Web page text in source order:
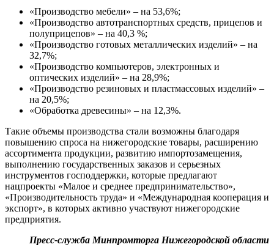
«Производство мебели» – на 53,6%;
«Производство автотранспортных средств, прицепов и
полуприцепов» – на 40,3 %;
«Производство готовых металлических изделий» – на
32,7%;
«Производство компьютеров, электронных и
оптических изделий» – на 28,9%;
«Производство резиновых и пластмассовых изделий» –
на 20,5%;
«Обработка древесины» – на 12,3%.
Такие объемы производства стали возможны благодаря
повышению спроса на нижегородские товары, расширению
ассортимента продукции, развитию импортозамещения,
выполнению государственных заказов и серьезных
инструментов господдержки, которые предлагают
нацпроекты «Малое и среднее предпринимательство»,
«Производительность труда» и «Международная кооперация и
экспорт», в которых активно участвуют нижегородские
предприятия.
Пресс-служба Минпромторга Нижегородской области